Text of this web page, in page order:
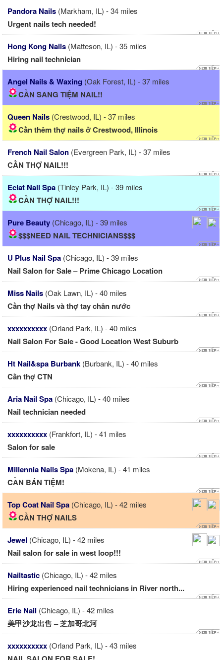
Pandora Nails (Markham, IL) - 34 miles
Urgent nails tech needed!
Hong Kong Nails (Matteson, IL) - 35 miles
Hiring nail technician
Angel Nails & Waxing (Oak Forest, IL) - 37 miles
CẦN SANG TIỆM NAIL!!
Queen Nails (Crestwood, IL) - 37 miles
Cần thêm thợ nails ở Crestwood, Illinois
French Nail Salon (Evergreen Park, IL) - 37 miles
CẦN THỢ NAIL!!!
Eclat Nail Spa (Tinley Park, IL) - 39 miles
CẦN THỢ NAIL!!!
Pure Beauty (Chicago, IL) - 39 miles
$$$NEED NAIL TECHNICIANS$$$
U Plus Nail Spa (Chicago, IL) - 39 miles
Nail Salon for Sale – Prime Chicago Location
Miss Nails (Oak Lawn, IL) - 40 miles
Cần thợ Nails và thợ tay chân nước
xxxxxxxxxx (Orland Park, IL) - 40 miles
Nail Salon For Sale - Good Location West Suburb
Ht Nail&spa Burbank (Burbank, IL) - 40 miles
Cần thợ CTN
Aria Nail Spa (Chicago, IL) - 40 miles
Nail technician needed
xxxxxxxxxx (Frankfort, IL) - 41 miles
Salon for sale
Millennia Nails Spa (Mokena, IL) - 41 miles
CẦN BÁN TIỆM!
Top Coat Nail Spa (Chicago, IL) - 42 miles
CẦN THỢ NAILS
Jewel (Chicago, IL) - 42 miles
Nail salon for sale in west loop!!!
Nailtastic (Chicago, IL) - 42 miles
Hiring experienced nail technicians in River north...
Erie Nail (Chicago, IL) - 42 miles
美甲沙龙出售 – 芝加哥北河
xxxxxxxxxx (Orland Park, IL) - 43 miles